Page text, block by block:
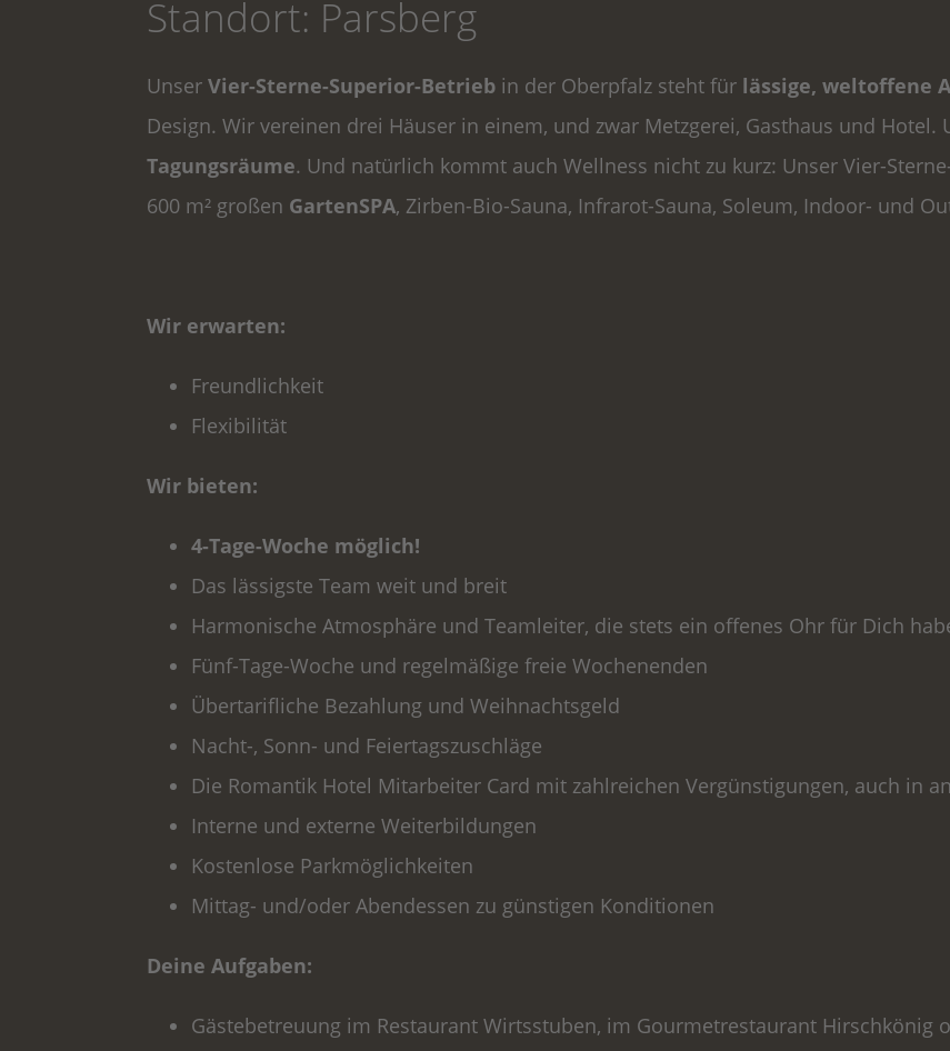
Standort: Parsberg
Unser Vier-Sterne-Superior-Betriebin der Oberpfalz steht für lässige, weltoffene
Design. Wir vereinen drei Häuser in einem, und zwar Metzgerei, Gasthaus und
Tagungsräume. Und natürlich kommt auch Wellness nicht zu kurz: Unser Vier-
600 m² großen GartenSPA, Zirben-Bio-Sauna, Infrarot-Sauna, Soleum, Indoor- und
Wir erwarten:
Freundlichkeit
Flexibilität
Wir bieten:
4-Tage-Woche möglich!
Das lässigste Team weit und breit
Harmonische Atmosphäre und Teamleiter, die stets ein offenes Ohr für Dich
Fünf-Tage-Woche und regelmäßige freie Wochenenden
Übertarifliche Bezahlung und Weihnachtsgeld
Nacht-, Sonn- und Feiertagszuschläge
Die Romantik Hotel Mitarbeiter Card mit zahlreichen Vergünstigungen, auch in
Interne und externe Weiterbildungen
Kostenlose Parkmöglichkeiten
Mittag- und/oder Abendessen zu günstigen Konditionen
Deine Aufgaben:
Gästebetreuung im Restaurant Wirtsstuben, im Gourmetrestaurant Hirschkönig